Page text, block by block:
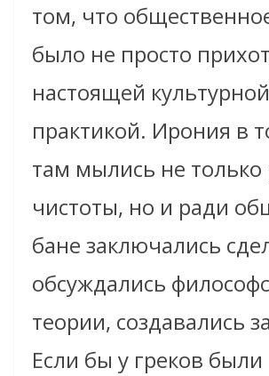
том, что
было не просто
настоящей культурной
практикой. Ирония в
там мылись не только
чистоты, но и ради
бане заключались
обсуждались
теории, создавались
Если бы у греков были